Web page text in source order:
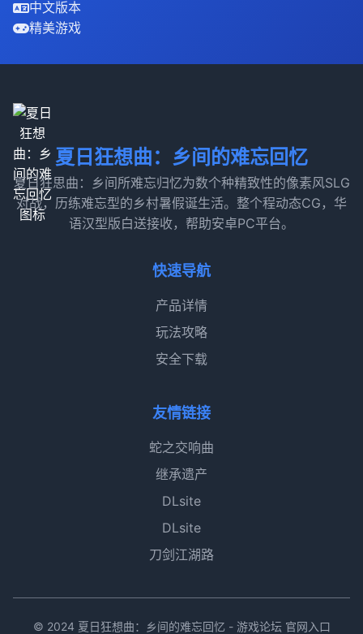
中文版本
精美游戏
夏日狂想曲：乡间的难忘回忆
夏日狂思曲：乡间所难忘归忆为数个种精致性的像素风SLG
对战，历练难忘型的乡村暑假诞生活。整个程动态CG，华
语汉型版白送接收，帮助安卓PC平台。
快速导航
产品详情
玩法攻略
安全下载
友情链接
蛇之交响曲
继承遗产
DLsite
DLsite
刀剑江湖路
© 2024 夏日狂想曲：乡间的难忘回忆 - 游戏论坛 官网入口